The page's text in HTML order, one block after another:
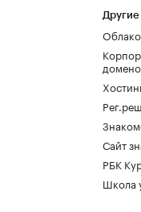
Сайт
РБК
Школа